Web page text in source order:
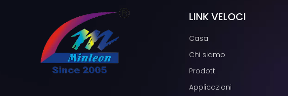
LINK VELOCI
Casa
Chi siamo
Prodotti
Applicazioni